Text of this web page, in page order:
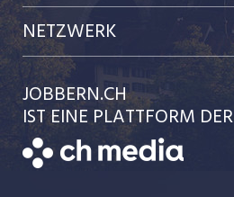
Jobs in der Stadt Biel
Festanstellungen
Temporäre Jobs
Freelance Jobs
Kundenlogin
Einzelinserat disponieren
Schnittstelle
Bewerber-Cockpit
Team
Ratgeber
AGB
Datenschutzerklärung
NETZWERK
jobbasel.ch
jobmittelland.ch
zentraljob.ch
JOBBERN.CH
IST EINE PLATTFORM DER